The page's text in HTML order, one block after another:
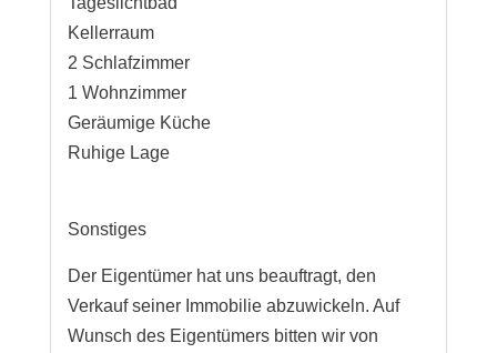
Kellerraum
2 Schlafzimmer
1 Wohnzimmer
Geräumige Küche
Ruhige Lage
Sonstiges
Der Eigentümer hat uns beauftragt, den
Verkauf seiner Immobilie abzuwickeln. Auf
Wunsch des Eigentümers bitten wir von